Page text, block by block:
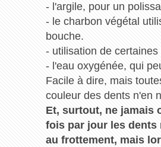
- l'argile, pour un
- le charbon végétal
bouche.
- utilisation de
- l'eau oxygénée, qui
Facile à dire, mais
couleur des dents n'en
Et, surtout, ne jamais
fois par jour les dents
au frottement, mais